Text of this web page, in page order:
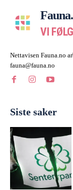
VI
Nettavisen Fauna.no
fauna@fauna.no
Siste saker